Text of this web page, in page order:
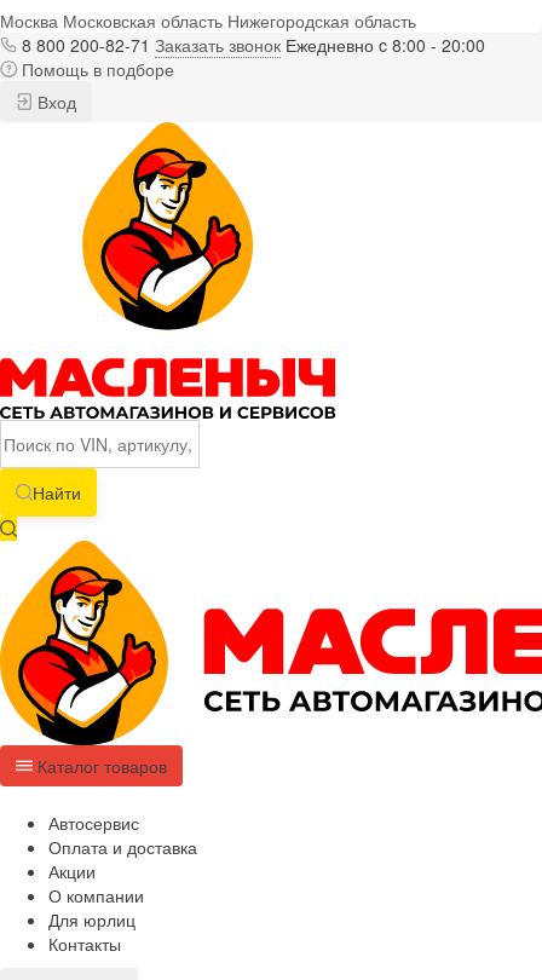
Москва Московская область Нижегородская область
8 800 200-82-71 Заказать звонок Ежедневно c 8:00 - 20:00
Помощь в подборе
Вход
Найти
Каталог товаров
Автосервис
Оплата и доставка
Акции
О компании
Для юрлиц
Контакты